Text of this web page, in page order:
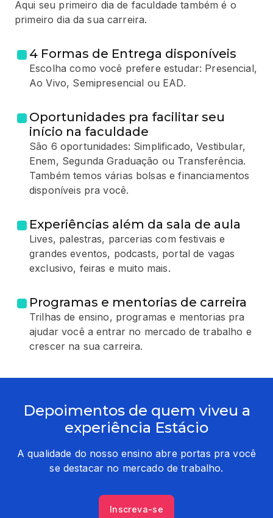
Aqui seu primeiro dia de faculdade também é o
primeiro dia da sua carreira.
4 Formas de Entrega disponíveis
Escolha como você prefere estudar: Presencial,
Ao Vivo, Semipresencial ou EAD.
Oportunidades pra facilitar seu
início na faculdade
São 6 oportunidades: Simplificado, Vestibular,
Enem, Segunda Graduação ou Transferência.
Também temos várias bolsas e financiamentos
disponíveis pra você.
Experiências além da sala de aula
Lives, palestras, parcerias com festivais e
grandes eventos, podcasts, portal de vagas
exclusivo, feiras e muito mais.
Programas e mentorias de carreira
Trilhas de ensino, programas e mentorias pra
ajudar você a entrar no mercado de trabalho e
crescer na sua carreira.
Depoimentos de quem viveu a
experiência Estácio
A qualidade do nosso ensino abre portas pra você
se destacar no mercado de trabalho.
Inscreva-se